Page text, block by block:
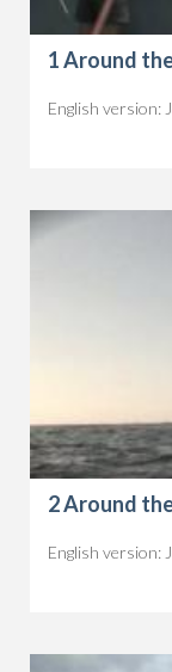
1 Around
English version:
2 Around
English version: